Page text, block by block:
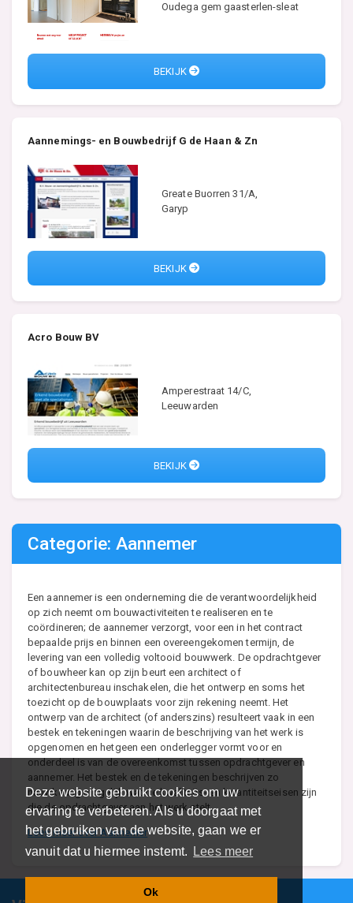
Deze website gebruikt cookies om uw
ervaring te verbeteren. Als u doorgaat met
het gebruiken van de website, gaan we er
vanuit dat u hiermee instemt.
Lees meer
Ok
Oudega gem gaasterlen-sleat
BEKIJK
Aannemings- en Bouwbedrijf G de Haan & Zn
Greate Buorren 31/A,
Garyp
BEKIJK
Acro Bouw BV
Amperestraat 14/C,
Leeuwarden
BEKIJK
Categorie: Aannemer
Een aannemer is een onderneming die de verantwoordelijkheid
op zich neemt om bouwactiviteiten te realiseren en te
coördineren; de aannemer verzorgt, voor een in het contract
bepaalde prijs en binnen een overeengekomen termijn, de
levering van een volledig voltooid bouwwerk. De opdrachtgever
of bouwheer kan op zijn beurt een architect of
architectenbureau inschakelen, die het ontwerp en soms het
toezicht op de bouwplaats voor zijn rekening neemt. Het
ontwerp van de architect (of anderszins) resulteert vaak in een
bestek en tekeningen waarin de beschrijving van het werk is
opgenomen en hetgeen een onderlegger vormt voor en
onderdeel is van de overeenkomst tussen opdrachtgever en
aannemer. Het bestek en de tekeningen beschrijven zo
nauwkeurig mogelijk wat de kwaliteits- en kwantiteitseisen zijn
die de opdrachtgever aan het werk stelt.
Lees meer over Aannemer